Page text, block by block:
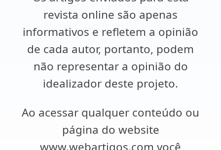
revista online são apenas
informativos e refletem a opinião
de cada autor, portanto, podem
não representar a opinião do
idealizador deste projeto.
Ao acessar qualquer conteúdo ou
página do website
www.webartigos.com você